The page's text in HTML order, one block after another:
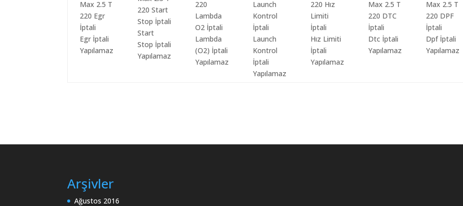
Egr İptali
Yapılamaz
Start
Stop İptali
Yapılamaz
Lambda
(O2) İptali
Yapılamaz
Launch
Kontrol
İptali
Yapılamaz
Hız Limiti
İptali
Yapılamaz
Dtc İptali
Yapılamaz
Dpf İptali
Yapılamaz
Arşivler
Ağustos 2016